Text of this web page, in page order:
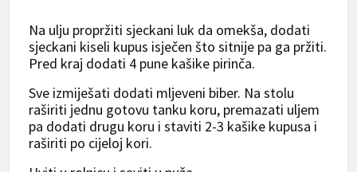
Na ulju propržiti sjeckani luk da omekša, dodati
sjeckani kiseli kupus isječen što sitnije pa ga pržiti.
Pred kraj dodati 4 pune kašike pirinča.
Sve izmiješati dodati mljeveni biber. Na stolu
raširiti jednu gotovu tanku koru, premazati uljem
pa dodati drugu koru i staviti 2-3 kašike kupusa i
raširiti po cijeloj kori.